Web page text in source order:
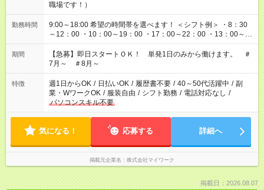
職場です！）
勤務時間
9:00～18:00 希望の時間帯を選べます！ ＜シフト例＞ ・8：30
～12：00 ・10：00～19：00 ・17：00～22：00 ・13：00～
22：00 ・22：00～翌6：00 など
期間
【急募】即日スタートＯＫ！ 単発1日のみから働けます。 ＃
7月～ ＃8月～
特徴 週1日からOK / 日払いOK / 履歴書不要 / 40～50代活躍中 / 副
業・WワークOK / 服装自由 / シフト勤務 / 電話対応なし /
パソコンスキル不要
気になる！ 応募する 詳細へ
掲載元企業名 株式会社マイワーク
掲載日：2026.08.07